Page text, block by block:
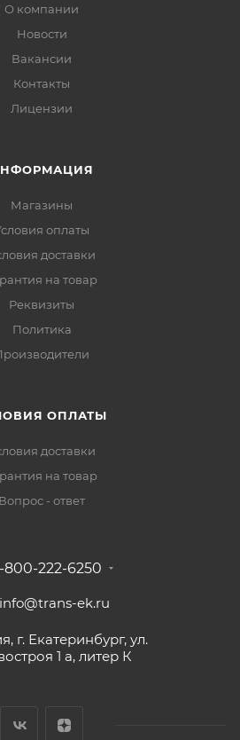
О компании
Новости
Вакансии
Контакты
Лицензии
Магазины
оплаты
доставки
на товар
Реквизиты
Политика
ОПЛАТЫ
доставки
на товар
Вопрос - ответ
800-222-6250
info@trans-ek.ru
г. Екатеринбург, ул.
1 а, литер К